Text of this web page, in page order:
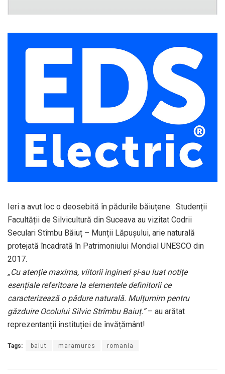
Ieri a avut loc o deosebită în pădurile băiuțene. Studenții
Facultății de Silvicultură din Suceava au vizitat Codrii
Seculari Stîmbu Băiuț – Munții Lăpușului, arie naturală
protejată încadrată în Patrimoniului Mondial UNESCO din
2017.
„Cu atenție maxima, viitorii ingineri și-au luat notițe
esențiale referitoare la elementele definitorii ce
caracterizează o pădure naturală. Mulțumim pentru
găzduire Ocolului Silvic Strîmbu Baiuț.”– au arătat
reprezentanții instituției de învățământ!
Tags: baiut maramures romania